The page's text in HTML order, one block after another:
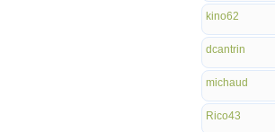
kino62
dcantrin
michaud
Rico43